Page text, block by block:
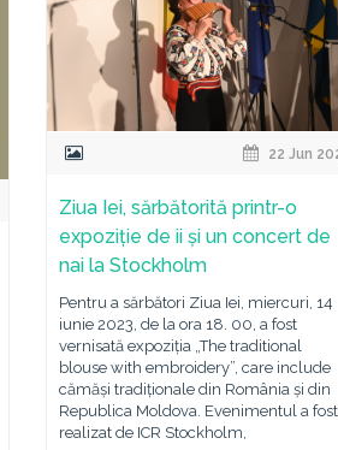
22 Jun
Ziua Iei, sărbătorită printr-o
expoziție de ii și un concert de
nai la Stockholm
Pentru a sărbători Ziua Iei, miercuri, 14
iunie 2023, de la ora 18. 00, a fost
vernisată expoziția „The traditional
blouse with embroidery”, care include
cămăși tradiționale din România și din
Republica Moldova. Evenimentul a fost
realizat de ICR Stockholm,